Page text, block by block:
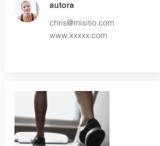
autora
chris@misitio.com
www.xxxxx.com